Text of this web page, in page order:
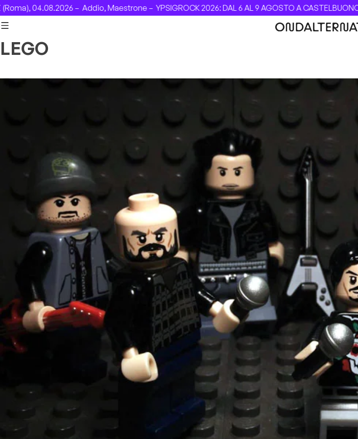
Skip to content
04.08.2026 –Addio, Maestrone –YPSIGROCK 2026: DAL 6 AL 9 AGOSTO A CASTELBUONO,
LEGO